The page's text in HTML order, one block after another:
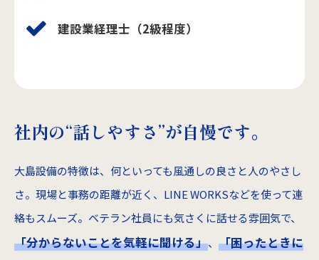
建設業経理士（2級程度）
社内の“話しやすさ”が自慢です。
大島設備の特徴は、何といっても風通しの良さと人のやさし
さ。現場と事務の距離が近く、LINE WORKSなどを使って連
絡もスムーズ。ベテラン社員にも気さくに話せる雰囲気で、
「分からないことを気軽に聞ける」、 「困ったときに